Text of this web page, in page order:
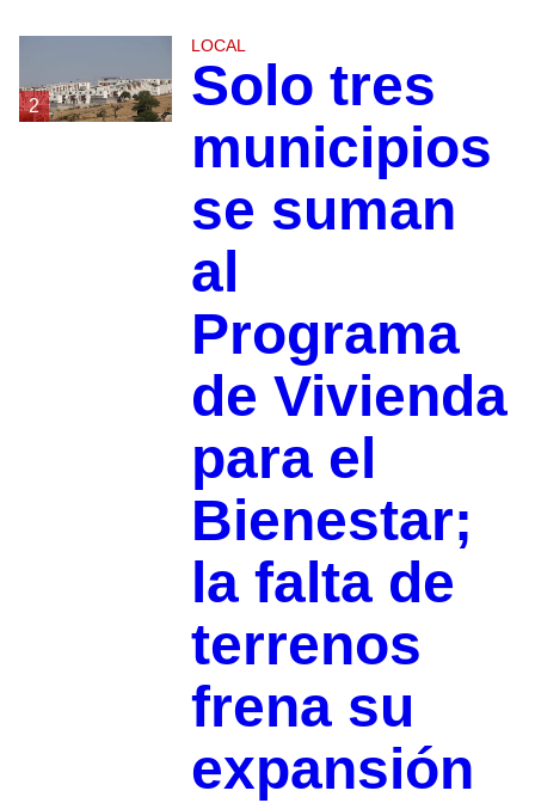
2
LOCAL
Solo tres
municipios
se suman
al
Programa
de Vivienda
para el
Bienestar;
la falta de
terrenos
frena su
expansión